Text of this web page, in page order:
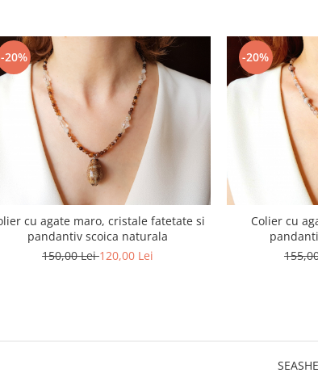
-20%
cu agate maro, cristale fatetate si
pandantiv scoica naturala
150,00 Lei120,00 Lei
-20%
Colier cu